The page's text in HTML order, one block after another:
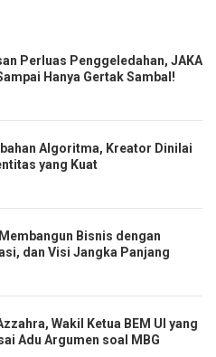
Perluas Penggeledahan, JAKA
Hanya Gertak Sambal!
Algoritma, Kreator Dinilai
yang Kuat
Bisnis dengan
dan Visi Jangka Panjang
Wakil Ketua BEM UI yang
Adu Argumen soal MBG